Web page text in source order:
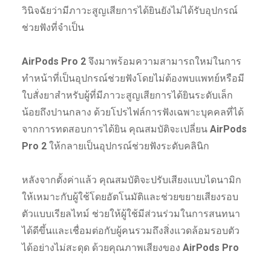
วินิจฉัยว่ามีภาวะสูญเสียการได้ยินยังไม่ได้รับอุปกรณ์
ช่วยฟังที่จำเป็น
AirPods Pro 2จึงมาพร้อมความสามารถใหม่ในการ
ทำหน้าที่เป็นอุปกรณ์ช่วยฟังโดยไม่ต้องพบแพทย์หรือมี
ใบสั่งยาสำหรับผู้ที่มีภาวะสูญเสียการได้ยินระดับเล็ก
น้อยถึงปานกลาง ด้วยโปรไฟล์การฟังเฉพาะบุคคลที่ได้
จากการทดสอบการได้ยิน คุณสมบัติจะเปลี่ยน AirPods
Pro 2ให้กลายเป็นอุปกรณ์ช่วยฟังระดับคลินิก
หลังจากตั้งค่าแล้ว คุณสมบัติจะปรับเสียงแบบไดนามิก
ให้เหมาะกับผู้ใช้โดยอัตโนมัติและช่วยขยายเสียงรอบ
ตัวแบบเรียลไทม์ ช่วยให้ผู้ใช้มีส่วนร่วมในการสนทนา
ได้ดีขึ้นและเชื่อมต่อกับผู้คนรวมถึงสิ่งแวดล้อมรอบตัว
ได้อย่างไม่สะดุด ด้วยคุณภาพเสียงของ AirPods Pro